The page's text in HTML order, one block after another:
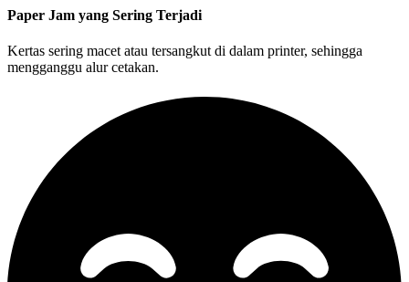
Paper Jam yang Sering Terjadi
Kertas sering macet atau tersangkut di dalam printer, sehingga
mengganggu alur cetakan.